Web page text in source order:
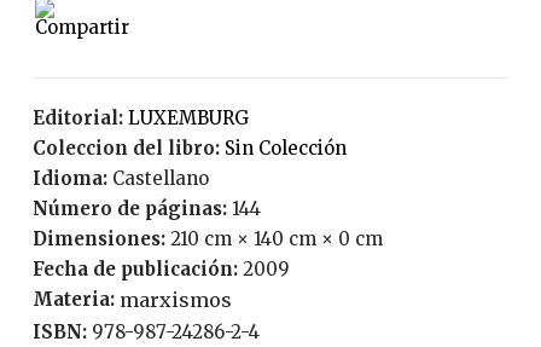
Editorial:
LUXEMBURG
Coleccion del libro:
Sin Colección
Idioma:
Castellano
Número de páginas: 144
Dimensiones: 210 cm × 140 cm × 0 cm
Fecha de publicación:
2009
Materia: marxismos
ISBN: 978-987-24286-2-4